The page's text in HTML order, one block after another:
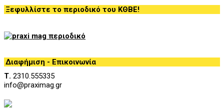
Ξεφυλλίστε το περιοδικό του ΚΘΒΕ!
Διαφήμιση - Επικοινωνία
Τ. 2310.555335
info@praximag.gr